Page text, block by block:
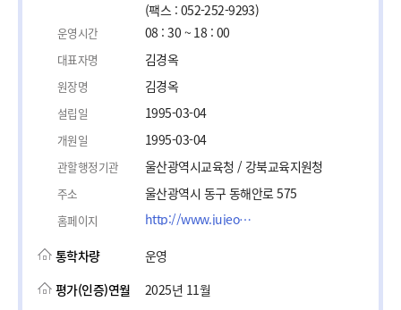
(팩스 : 052-252-9293)
운영시간 08 : 30 ~ 18 : 00
대표자명 김경옥
원장명 김경옥
설립일 1995-03-04
개원일 1995-03-04
관할행정기관 울산광역시교육청 / 강북교육지원청
주소 울산광역시 동구 동해안로 575
홈페이지 http://www.jujeon.es.kr
통학차량
운영
평가(인증)연월
2025년 11월